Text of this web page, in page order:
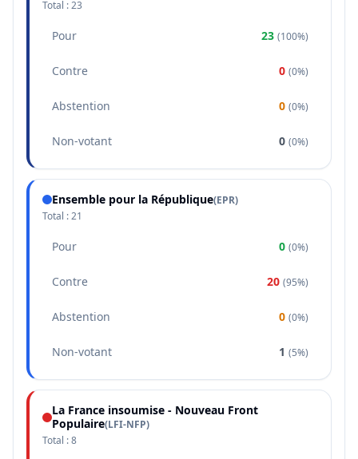
Total :23
Pour 23 (100%)
Contre 0 (0%)
Abstention 0 (0%)
Non-votant 0 (0%)
Ensemble pour la République(EPR)
Total :21
Pour 0 (0%)
Contre 20 (95%)
Abstention 0 (0%)
Non-votant 1 (5%)
La France insoumise - Nouveau Front
Populaire(LFI-NFP)
Total :8